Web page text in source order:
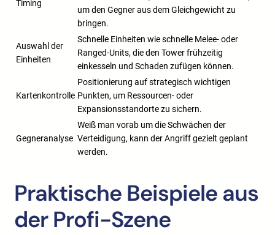
Timing
um den Gegner aus dem Gleichgewicht zu
bringen.
Auswahl der
Einheiten
Schnelle Einheiten wie schnelle Melee- oder
Ranged-Units, die den Tower frühzeitig
einkesseln und Schaden zufügen können.
Kartenkontrolle
Positionierung auf strategisch wichtigen
Punkten, um Ressourcen- oder
Expansionsstandorte zu sichern.
Gegneranalyse
Weiß man vorab um die Schwächen der
Verteidigung, kann der Angriff gezielt geplant
werden.
Praktische Beispiele aus
der Profi-Szene